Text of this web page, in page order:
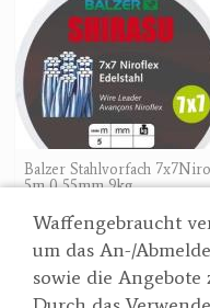
Waffengebraucht
um das An-/
sowie die Angebote
Balzer Stahlvorfach 7x7Niro
5m 0,55mm 9kg